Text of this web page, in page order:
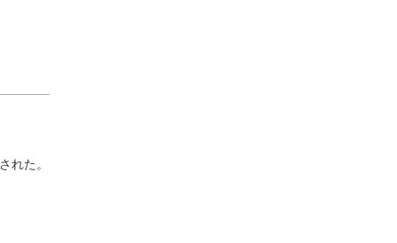
れた。